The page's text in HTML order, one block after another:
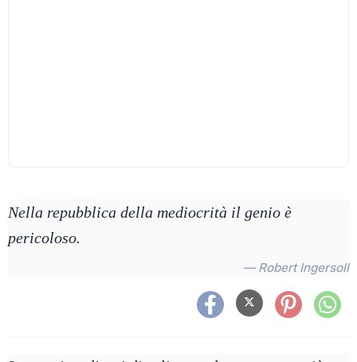
Nella repubblica della mediocrità il genio è
pericoloso.
— Robert Ingersoll